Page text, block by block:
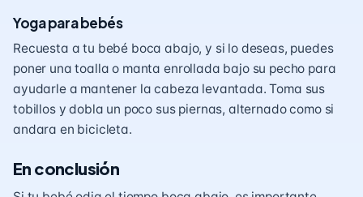
Yoga para bebés
Recuesta a tu bebé boca abajo, y si lo deseas, puedes
poner una toalla o manta enrollada bajo su pecho para
ayudarle a mantener la cabeza levantada. Toma sus
tobillos y dobla un poco sus piernas, alternado como si
andara en bicicleta.
En conclusión